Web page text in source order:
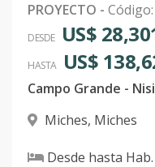
PROYECTO - Código:
DESDE US$
HASTA US$
Campo Grande -
Miches, Miches
Desde hasta Hab.